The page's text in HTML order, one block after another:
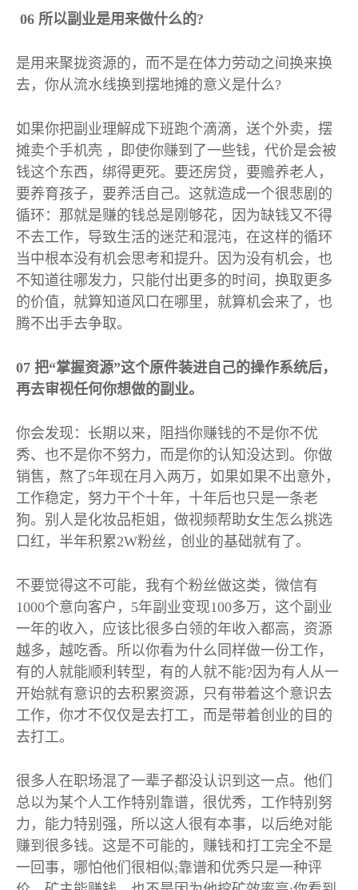
06 所以副业是用来做什么的?
是用来聚拢资源的，而不是在体力劳动之间换来换
去，你从流水线换到摆地摊的意义是什么?
如果你把副业理解成下班跑个滴滴，送个外卖，摆
摊卖个手机壳 ，即使你赚到了一些钱，代价是会被
钱这个东西，绑得更死。要还房贷，要赡养老人，
要养育孩子，要养活自己。这就造成一个很悲剧的
循环：那就是赚的钱总是刚够花，因为缺钱又不得
不去工作，导致生活的迷茫和混沌，在这样的循环
当中根本没有机会思考和提升。因为没有机会，也
不知道往哪发力，只能付出更多的时间，换取更多
的价值，就算知道风口在哪里，就算机会来了，也
腾不出手去争取。
07 把“掌握资源”这个原件装进自己的操作系统后，
再去审视任何你想做的副业。
你会发现：长期以来，阻挡你赚钱的不是你不优
秀、也不是你不努力，而是你的认知没达到。你做
销售，熬了5年现在月入两万，如果如果不出意外，
工作稳定，努力干个十年，十年后也只是一条老
狗。别人是化妆品柜姐，做视频帮助女生怎么挑选
口红，半年积累2W粉丝，创业的基础就有了。
不要觉得这不可能，我有个粉丝做这类，微信有
1000个意向客户， 5年副业变现100多万，这个副业
一年的收入，应该比很多白领的年收入都高，资源
越多，越吃香。所以你看为什么同样做一份工作，
有的人就能顺利转型，有的人就不能?因为有人从一
开始就有意识的去积累资源，只有带着这个意识去
工作，你才不仅仅是去打工，而是带着创业的目的
去打工。
很多人在职场混了一辈子都没认识到这一点。他们
总以为某个人工作特别靠谱，很优秀，工作特别努
力，能力特别强，所以这人很有本事，以后绝对能
赚到很多钱。这是不可能的，赚钱和打工完全不是
一回事，哪怕他们很相似;靠谱和优秀只是一种评